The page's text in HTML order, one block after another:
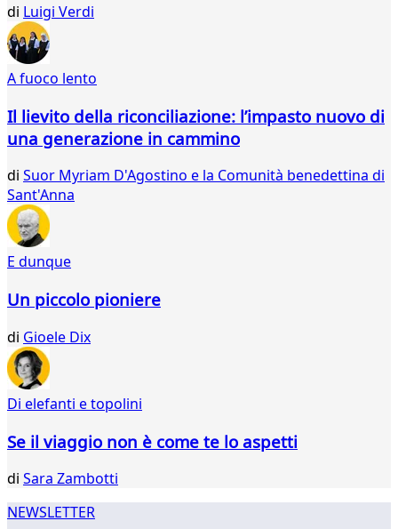
...
di Luigi Verdi
A fuoco lento
Il lievito della riconciliazione: l’impasto nuovo di
una generazione in cammino
di Suor Myriam D'Agostino e la Comunità benedettina di
Sant'Anna
E dunque
Un piccolo pioniere
di Gioele Dix
Di elefanti e topolini
Se il viaggio non è come te lo aspetti
di Sara Zambotti
NEWSLETTER